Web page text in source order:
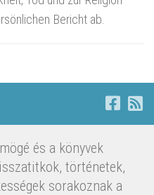
Bericht ab.
és a könyvek
történetek,
sorakoznak a